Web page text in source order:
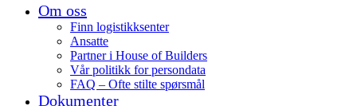
Om oss
Finn logistikksenter
Ansatte
Partner i House of Builders
Vår politikk for persondata
FAQ – Ofte stilte spørsmål
Dokumenter